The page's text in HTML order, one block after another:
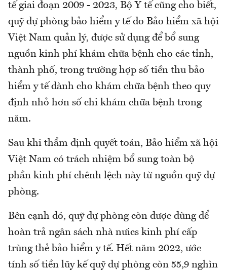
tế giai đoạn 2009 - 2023, Bộ Y tế cũng cho biết,
quỹ dự phòng bảo hiểm y tế do Bảo hiểm xã hội
Việt Nam quản lý, được sử dụng để bổ sung
nguồn kinh phí khám chữa bệnh cho các tỉnh,
thành phố, trong trường hợp số tiền thu bảo
hiểm y tế dành cho khám chữa bệnh theo quy
định nhỏ hơn số chi khám chữa bệnh trong
năm.
Sau khi thẩm định quyết toán, Bảo hiểm xã hội
Việt Nam có trách nhiệm bổ sung toàn bộ
phần kinh phí chênh lệch này từ nguồn quỹ dự
phòng.
Bên cạnh đó, quỹ dự phòng còn được dùng để
hoàn trả ngân sách nhà nưics kinh phí cấp
trùng thẻ bảo hiểm y tế. Hết năm 2022, ước
tính số tiền lũy kế quỹ dự phòng còn 55,9 nghìn